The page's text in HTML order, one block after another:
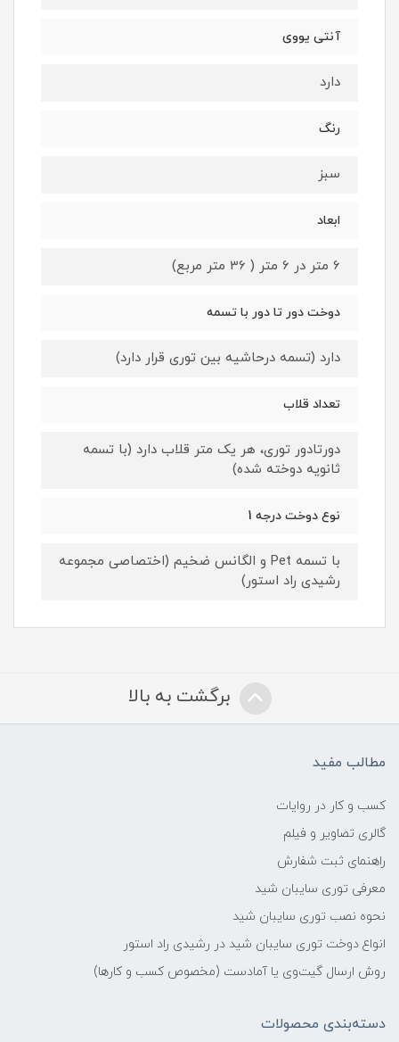
آنتی یووی
دارد
رنگ
سبز
ابعاد
6 متر در 6 متر ( 36 متر مربع)
دوخت دور تا دور با تسمه
دارد (تسمه درحاشیه بین توری قرار دارد)
تعداد قلاب
دورتادور توری، هر یک متر قلاب دارد (با تسمه
ثانویه دوخته شده)
نوع دوخت درجه 1
با تسمه Pet و الگانس ضخیم (اختصاصی مجموعه
رشیدی راد استور)
برگشت به بالا
مطالب مفید
کسب و کار در روایات
گالری تصاویر و فیلم
راهنمای ثبت شفارش
معرفی توری سایبان شید
نحوه نصب توری سایبان شید
انواع دوخت توری سایبان شید در رشیدی راد استور
روش ارسال گیت‌وی یا آمادست (مخصوص کسب و کارها)
دسته‌بندی محصولات